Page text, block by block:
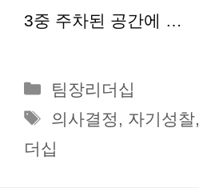
3중 주차된 공간에 …
카
테
리
팀장리더십
태
그
의사결정 , 자기성찰,
더십